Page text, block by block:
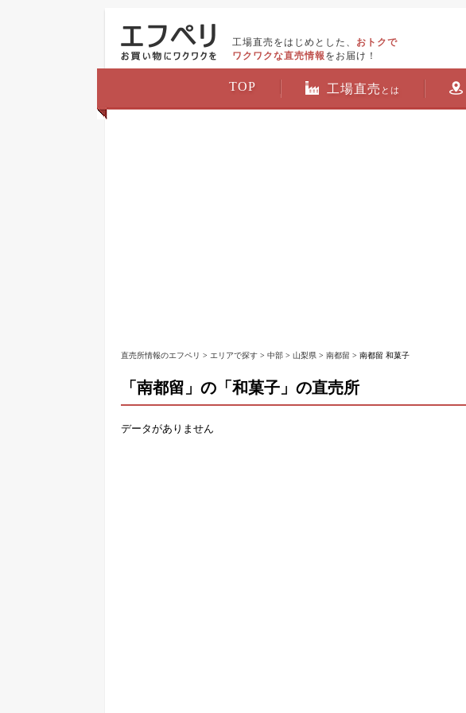
工場直売をはじめとした、 おトクで
ワクワクな直売情報 をお届け！
TOP 工場直売 とは
直売所情報のエフペリ > エリアで探す > 中部 > 山梨県 > 南都留 > 南都留 和菓子
「南都留」の「和菓子」の直売所
データがありません